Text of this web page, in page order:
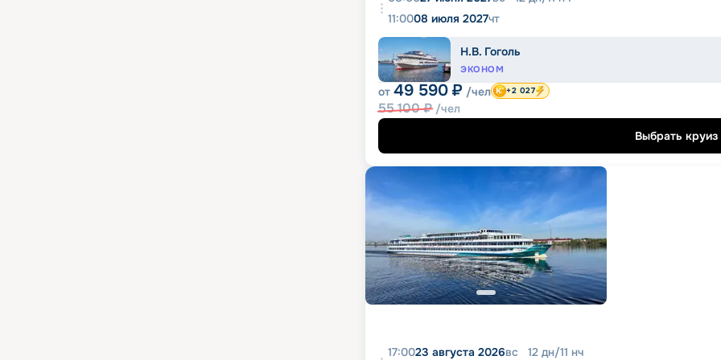
11:0008 июля 2027чт
Н.В. Гоголь
ЭКОНОМ
от 49 590 ₽ /чел
55 100₽ /чел
+2 027
Выбрать круиз
17:0023 августа 2026вс 12 дн/11 нч